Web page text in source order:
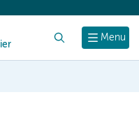
Menu